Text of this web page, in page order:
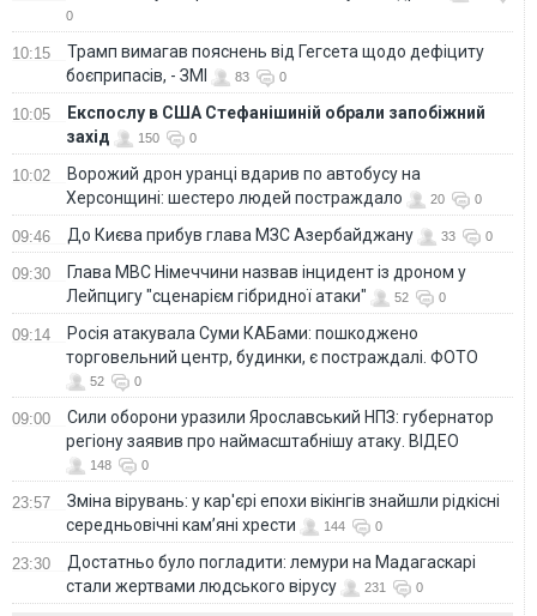
0
10:15
Трамп вимагав пояснень від Гегсета щодо дефіциту
боєприпасів, - ЗМІ
83 0
10:05
Експослу в США Стефанішиній обрали запобіжний
захід
150 0
10:02
Ворожий дрон уранці вдарив по автобусу на
Херсонщині: шестеро людей постраждало
20 0
09:46 До Києва прибув глава МЗС Азербайджану 33 0
09:30
Глава МВС Німеччини назвав інцидент із дроном у
Лейпцигу "сценарієм гібридної атаки"
52 0
09:14
Росія атакувала Суми КАБами: пошкоджено
торговельний центр, будинки, є постраждалі. ФОТО
52 0
09:00
Сили оборони уразили Ярославський НПЗ: губернатор
регіону заявив про наймасштабнішу атаку. ВІДЕО
148 0
23:57
Зміна вірувань: у кар'єрі епохи вікінгів знайшли рідкісні
середньовічні кам’яні хрести
144 0
23:30
Достатньо було погладити: лемури на Мадагаскарі
стали жертвами людського вірусу
231 0